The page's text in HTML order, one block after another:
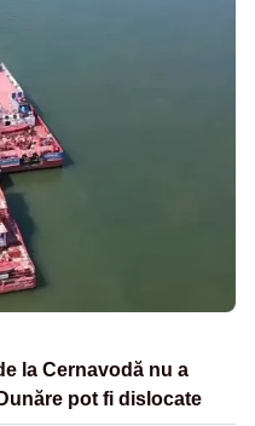
la Cernavodă nu a
pot fi dislocate